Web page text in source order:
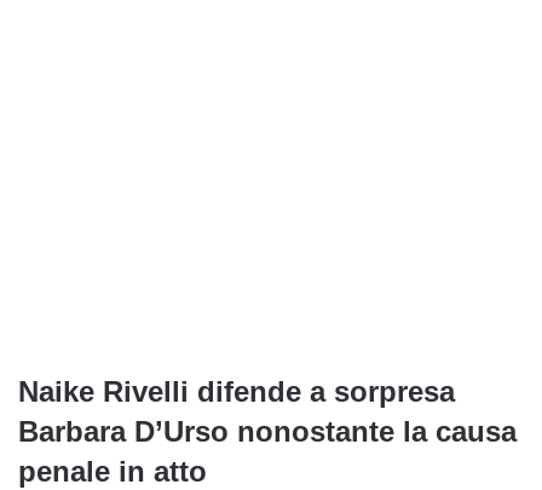
Naike Rivelli difende a sorpresa
Barbara D’Urso nonostante la causa
penale in atto